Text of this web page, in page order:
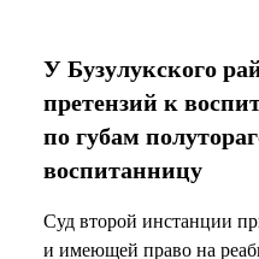
У Бузулукского
претензий к
по губам
воспитанницу
Суд второй инстанции
и имеющей право на